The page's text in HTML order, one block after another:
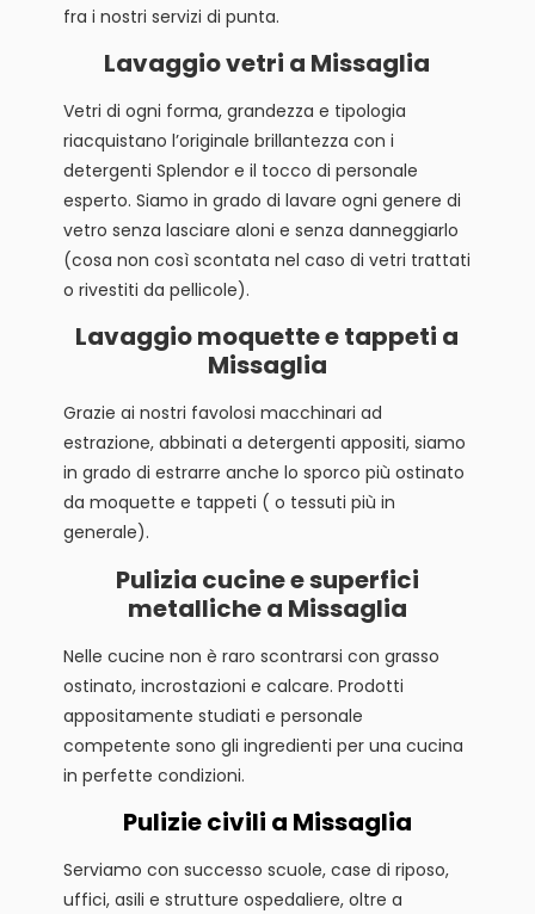
fra i nostri servizi di punta.
Lavaggio vetri a Missaglia
Vetri di ogni forma, grandezza e tipologia
riacquistano l’originale brillantezza con i
detergenti Splendor e il tocco di personale
esperto. Siamo in grado di lavare ogni genere di
vetro senza lasciare aloni e senza danneggiarlo
(cosa non così scontata nel caso di vetri trattati
o rivestiti da pellicole).
Lavaggio moquette e tappeti a
Missaglia
Grazie ai nostri favolosi macchinari ad
estrazione, abbinati a detergenti appositi, siamo
in grado di estrarre anche lo sporco più ostinato
da moquette e tappeti ( o tessuti più in
generale).
Pulizia cucine e superfici
metalliche a Missaglia
Nelle cucine non è raro scontrarsi con grasso
ostinato, incrostazioni e calcare. Prodotti
appositamente studiati e personale
competente sono gli ingredienti per una cucina
in perfette condizioni.
Pulizie civili a Missaglia
Serviamo con successo scuole, case di riposo,
uffici, asili e strutture ospedaliere, oltre a